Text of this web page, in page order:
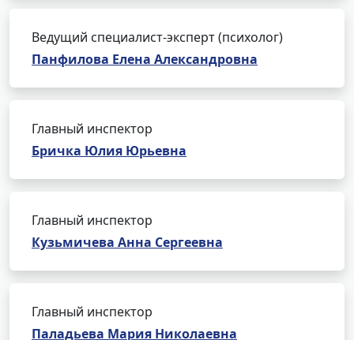
Ведущий специалист-эксперт (психолог)
Панфилова Елена Александровна
Главный инспектор
Бричка Юлия Юрьевна
Главный инспектор
Кузьмичева Анна Сергеевна
Главный инспектор
Паладьева Мария Николаевна